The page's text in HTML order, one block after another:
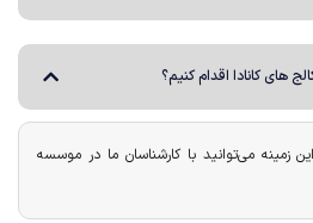
های کانادا اقدام کنیم؟
زمینه می‌توانید با کارشناسان ما در موسسه